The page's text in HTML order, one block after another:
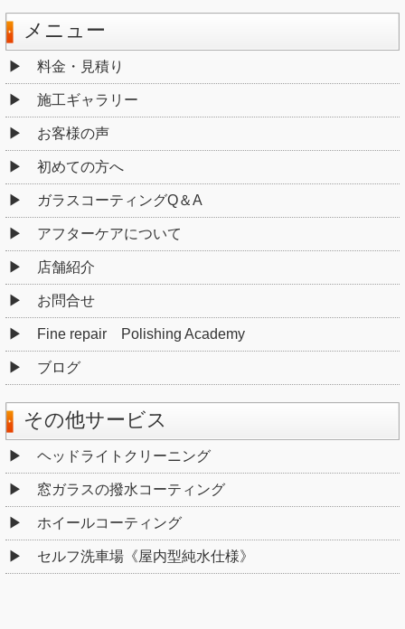
メニュー
料金・見積り
施工ギャラリー
お客様の声
初めての方へ
ガラスコーティングQ＆A
アフターケアについて
店舗紹介
お問合せ
Fine repair Polishing Academy
ブログ
その他サービス
ヘッドライトクリーニング
窓ガラスの撥水コーティング
ホイールコーティング
セルフ洗車場《屋内型純水仕様》